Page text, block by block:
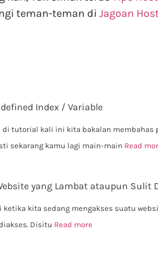
teman-teman di Jagoan
Index / Variable
di tutorial kali ini kita bakalan membahas
sekarang kamu lagi main-main Read
yang Lambat ataupun Sulit
ketika kita sedang mengakses suatu
Disitu Read more